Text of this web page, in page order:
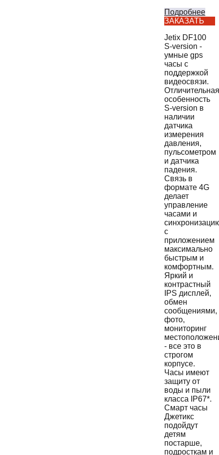
Подробнее
ЗАКАЗАТЬ
Jetix DF100
S-version -
умные gps
часы с
поддержкой
видеосвязи.
Отличительная
особенность
S-version в
наличии
датчика
измерения
давления,
пульсометром
и датчика
падения.
Связь в
формате 4G
делает
управление
часами и
с
приложением
максимально
быстрым и
комфортным.
Яркий и
контрастный
IPS дисплей,
обмен
сообщениями,
фото,
мониторинг
- все это в
строгом
корпусе.
Часы имеют
защиту от
воды и пыли
класса IP67*.
Смарт часы
Джетикс
подойдут
детям
постарше,
подросткам и